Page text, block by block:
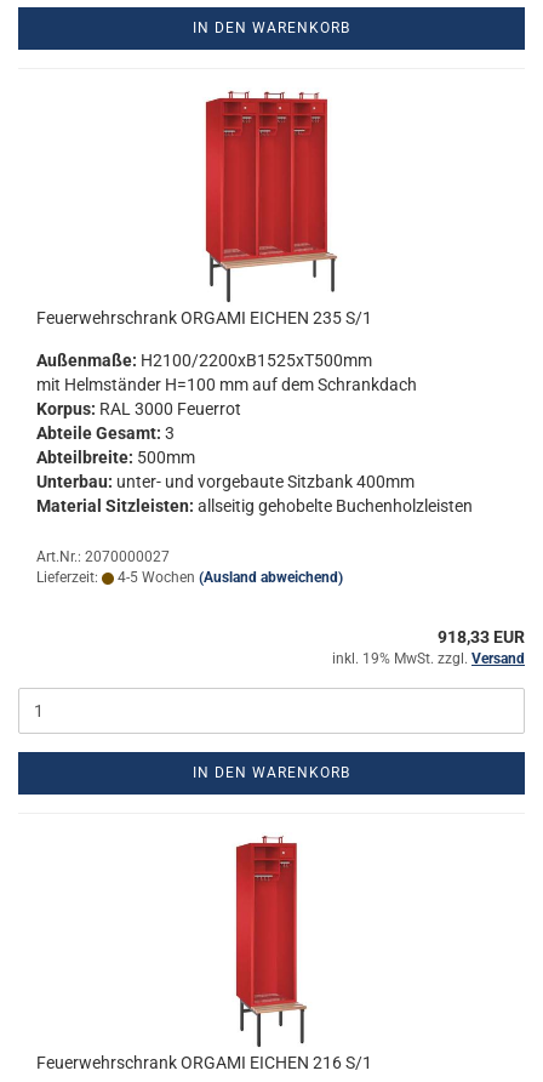
IN DEN WARENKORB
Feu­er­wehr­schrank OR­GA­MI EI­CHEN 235 S/1
Au­ßen­ma­ße: H2100/2200xB1525xT500mm
mit Helm­stän­der H=100 mm auf dem Schrank­dach
Kor­pus: RAL 3000 Feu­er­rot
Ab­tei­le Ge­samt: 3
Ab­teil­brei­te: 500mm
Un­ter­bau: unter-​ und vor­ge­bau­te Sitz­bank 400mm
Ma­te­ri­al Sitz­leis­ten: all­sei­tig ge­ho­bel­te Bu­chen­holz­leis­ten
Art.Nr.: 2070000027
Lieferzeit:
4-5 Wochen (Ausland abweichend)
918,33 EUR
inkl. 19% MwSt. zzgl. Versand
IN DEN WARENKORB
Feu­er­wehr­schrank OR­GA­MI EI­CHEN 216 S/1